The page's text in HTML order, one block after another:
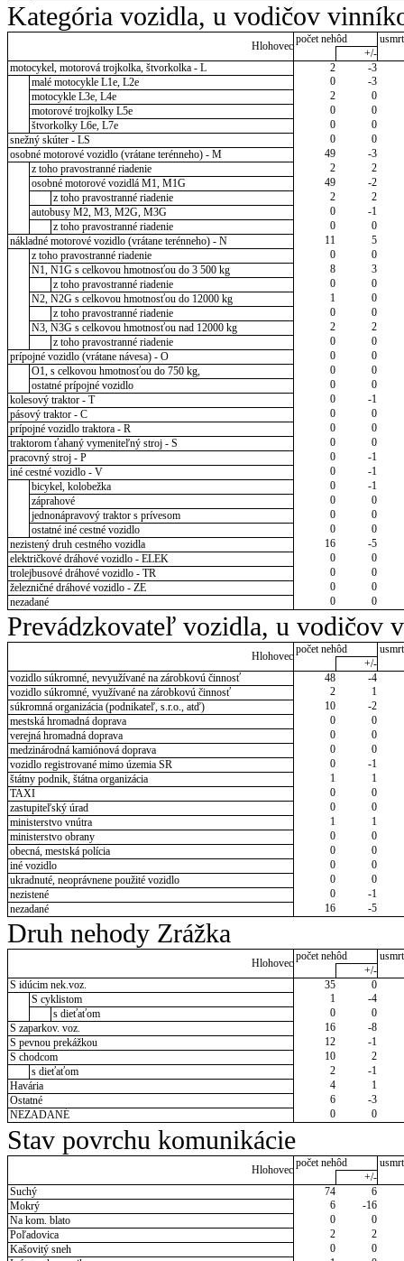
Kategória vozidla, u vodičov
Hlohovec
počet nehôd
+/-
motocykel, motorová trojkolka, štvorkolka - L
2
-3
malé motocykle L1e, L2e
0
-3
motocykle L3e, L4e
2
0
motorové trojkolky L5e
0
0
štvorkolky L6e, L7e
0
0
snežný skúter - LS
0
0
osobné motorové vozidlo (vrátane terénneho) - M
49
-3
z toho pravostranné riadenie
2
2
osobné motorové vozidlá M1, M1G
49
-2
z toho pravostranné riadenie
2
2
autobusy M2, M3, M2G, M3G
0
-1
z toho pravostranné riadenie
0
0
nákladné motorové vozidlo (vrátane terénneho) - N
11
5
z toho pravostranné riadenie
0
0
N1, N1G s celkovou hmotnosťou do 3 500 kg
8
3
z toho pravostranné riadenie
0
0
N2, N2G s celkovou hmotnosťou do 12000 kg
1
0
z toho pravostranné riadenie
0
0
N3, N3G s celkovou hmotnosťou nad 12000 kg
2
2
z toho pravostranné riadenie
0
0
prípojné vozidlo (vrátane návesa) - O
0
0
O1, s celkovou hmotnosťou do 750 kg,
0
0
ostatné prípojné vozidlo
0
0
kolesový traktor - T
0
-1
pásový traktor - C
0
0
prípojné vozidlo traktora - R
0
0
traktorom ťahaný vymeniteľný stroj - S
0
0
pracovný stroj - P
0
-1
iné cestné vozidlo - V
0
-1
bicykel, kolobežka
0
-1
záprahové
0
0
jednonápravový traktor s prívesom
0
0
ostatné iné cestné vozidlo
0
0
nezistený druh cestného vozidla
16
-5
električkové dráhové vozidlo - ELEK
0
0
trolejbusové dráhové vozidlo - TR
0
0
železničné dráhové vozidlo - ZE
0
0
nezadané
0 0
Prevádzkovateľ vozidla, u vodičov
Hlohovec
počet nehôd
+/-
vozidlo súkromné, nevyužívané na zárobkovú činnosť
48
-4
vozidlo súkromné, využívané na zárobkovú činnosť
2
1
súkromná organizácia (podnikateľ, s.r.o., atď)
10
-2
mestská hromadná doprava
0
0
verejná hromadná doprava
0
0
medzinárodná kamiónová doprava
0
0
vozidlo registrované mimo územia SR
0
-1
štátny podnik, štátna organizácia
1
1
TAXI
0
0
zastupiteľský úrad
0
0
ministerstvo vnútra
1
1
ministerstvo obrany
0
0
obecná, mestská polícia
0
0
iné vozidlo
0
0
ukradnuté, neoprávnene použité vozidlo
0
0
nezistené
0
-1
nezadané
16 -5
Druh nehody Zrážka
Hlohovec
počet nehôd
+/-
S idúcim nek.voz.
35
0
S cyklistom
1
-4
s dieťaťom
0
0
S zaparkov. voz.
16
-8
S pevnou prekážkou
12
-1
S chodcom
10
2
s dieťaťom
2
-1
Havária
4
1
Ostatné
6
-3
NEZADANÉ
0 0
Stav povrchu komunikácie
Hlohovec
počet nehôd
+/-
Suchý
74
6
Mokrý
6
-16
Na kom. blato
0
0
Poľadovica
2
2
Kašovitý sneh
0
0